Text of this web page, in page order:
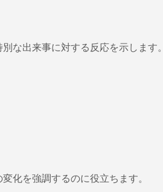
な出来事に対する反応を示します。
化を強調するのに役立ちます。